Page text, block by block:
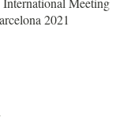
2021